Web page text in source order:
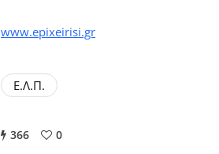
www.epixeirisi.gr
Ε.Λ.Π.
366 0